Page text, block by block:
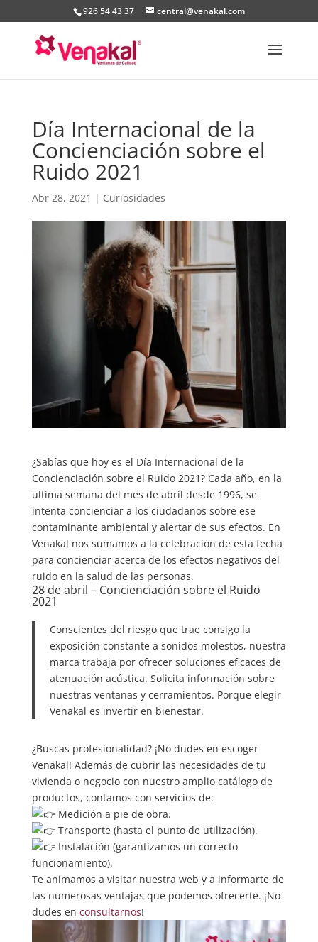
926 54 43 37 central@venakal.com
Día Internacional de la
Concienciación sobre el
Ruido 2021
Abr 28, 2021 | Curiosidades
¿Sabías que hoy es el Día Internacional de la
Concienciación sobre el Ruido 2021? Cada año, en la
ultima semana del mes de abril desde 1996, se
intenta concienciar a los ciudadanos sobre ese
contaminante ambiental y alertar de sus efectos. En
Venakal nos sumamos a la celebración de esta fecha
para concienciar acerca de los efectos negativos del
ruido en la salud de las personas.
28 de abril – Concienciación sobre el Ruido
2021
Conscientes del riesgo que trae consigo la
exposición constante a sonidos molestos, nuestra
marca trabaja por ofrecer soluciones eficaces de
atenuación acústica. Solicita información sobre
nuestras ventanas y cerramientos. Porque elegir
Venakal es invertir en bienestar.
¿Buscas profesionalidad? ¡No dudes en escoger
Venakal! Además de cubrir las necesidades de tu
vivienda o negocio con nuestro amplio catálogo de
productos, contamos con servicios de:
Medición a pie de obra.
Transporte (hasta el punto de utilización).
Instalación (garantizamos un correcto
funcionamiento).
Te animamos a visitar nuestra web y a informarte de
las numerosas ventajas que podemos ofrecerte. ¡No
dudes en consultarnos!